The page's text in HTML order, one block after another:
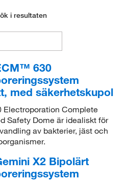
i resultaten
630
med säkerhetskupol
Complete
Safety Dome är idealiskt för
av bakterier, jäst och
X2 Bipolärt